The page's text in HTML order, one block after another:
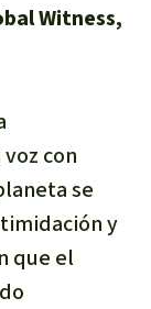
Witness,
con
se
y
que el